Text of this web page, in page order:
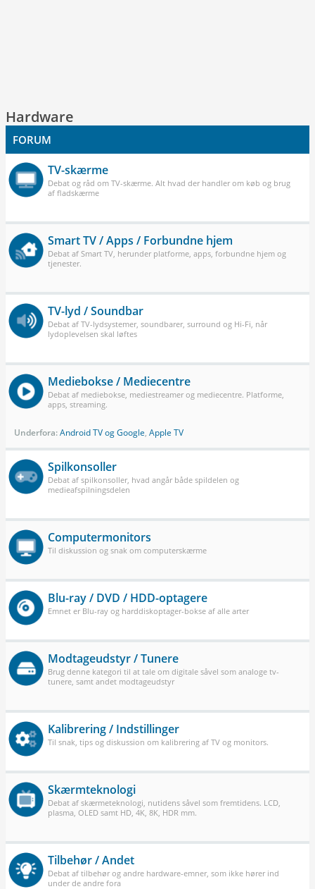
Hardware
FORUM
TV-skærme
Debat og råd om TV-skærme. Alt hvad der handler om køb og brug
af fladskærme
Smart TV / Apps / Forbundne hjem
Debat af Smart TV, herunder platforme, apps, forbundne hjem og
tjenester.
TV-lyd / Soundbar
Debat af TV-lydsystemer, soundbarer, surround og Hi-Fi, når
lydoplevelsen skal løftes
Mediebokse / Mediecentre
Debat af mediebokse, mediestreamer og mediecentre. Platforme,
apps, streaming.
Underfora:Android TV og Google, Apple TV
Spilkonsoller
Debat af spilkonsoller, hvad angår både spildelen og
medieafspilningsdelen
Computermonitors
Til diskussion og snak om computerskærme
Blu-ray / DVD / HDD-optagere
Emnet er Blu-ray og harddiskoptager-bokse af alle arter
Modtageudstyr / Tunere
Brug denne kategori til at tale om digitale såvel som analoge tv-
tunere, samt andet modtageudstyr
Kalibrering / Indstillinger
Til snak, tips og diskussion om kalibrering af TV og monitors.
Skærmteknologi
Debat af skærmeteknologi, nutidens såvel som fremtidens. LCD,
plasma, OLED samt HD, 4K, 8K, HDR mm.
Tilbehør / Andet
Debat af tilbehør og andre hardware-emner, som ikke hører ind
under de andre fora